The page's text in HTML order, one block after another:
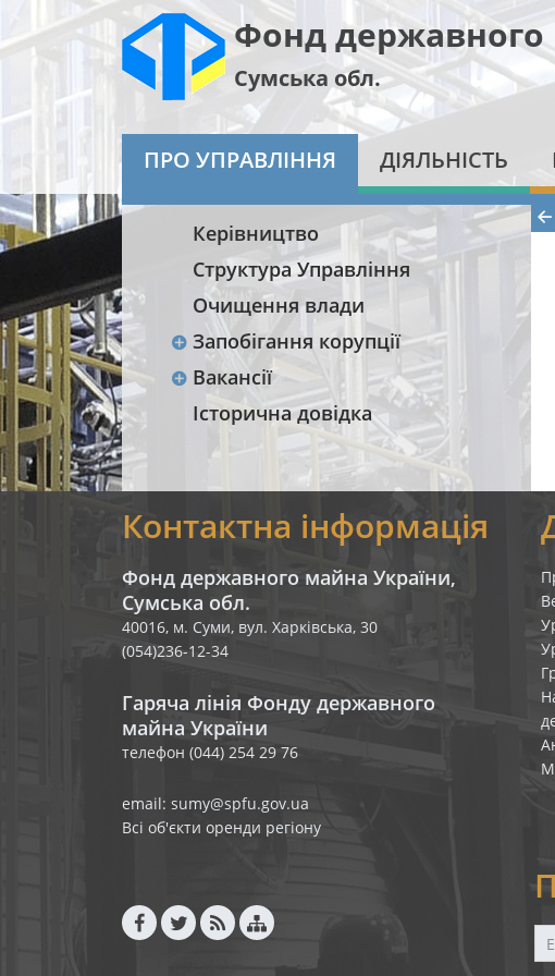
Фонд державного
Сумська обл.
ПРО УПРАВЛІННЯ ДІЯЛЬНІСТЬ
Керівництво
Структура Управління
Очищення влади
Запобігання корупції
Вакансії
Історична довідка
Контактна інформація
Фонд державного майна України,
Сумська обл.
40016, м. Суми, вул. Харківська, 30
(054)236-12-34
Гаряча лінія Фонду державного
майна України
телефон (044) 254 29 76
email: sumy@spfu.gov.ua
Всі об'єкти оренди регіону